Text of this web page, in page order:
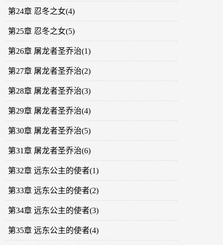
第24章 忍冬之女(4)
第25章 忍冬之女(5)
第26章 屠龙者圣乔治(1)
第27章 屠龙者圣乔治(2)
第28章 屠龙者圣乔治(3)
第29章 屠龙者圣乔治(4)
第30章 屠龙者圣乔治(5)
第31章 屠龙者圣乔治(6)
第32章 远东公主的使者(1)
第33章 远东公主的使者(2)
第34章 远东公主的使者(3)
第35章 远东公主的使者(4)